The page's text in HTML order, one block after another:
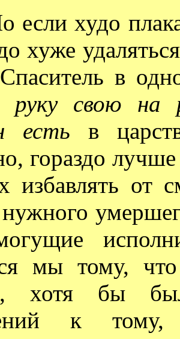
худо
хуже
в
руку свою на
есть в
гораздо
избавлять от
мы тому,
хотя бы
к